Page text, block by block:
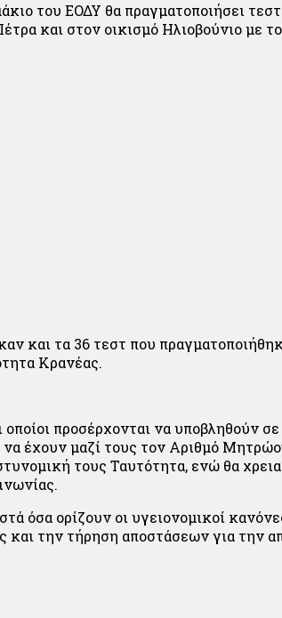
του ΕΟΔΥ θα πραγματοποιήσει τεστ
και στον οικισμό Ηλιοβούνιο με
και τα 36 τεστ που
Κρανέας.
οποίοι προσέρχονται να υποβληθούν
να έχουν μαζί τους τον Αριθμό
τους Ταυτότητα, ενώ θα
όσα ορίζουν οι υγειονομικοί
και την τήρηση αποστάσεων για την